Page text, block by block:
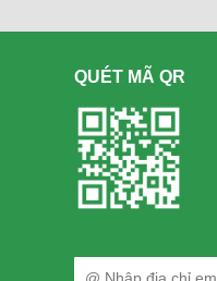
QUÉT MÃ QR